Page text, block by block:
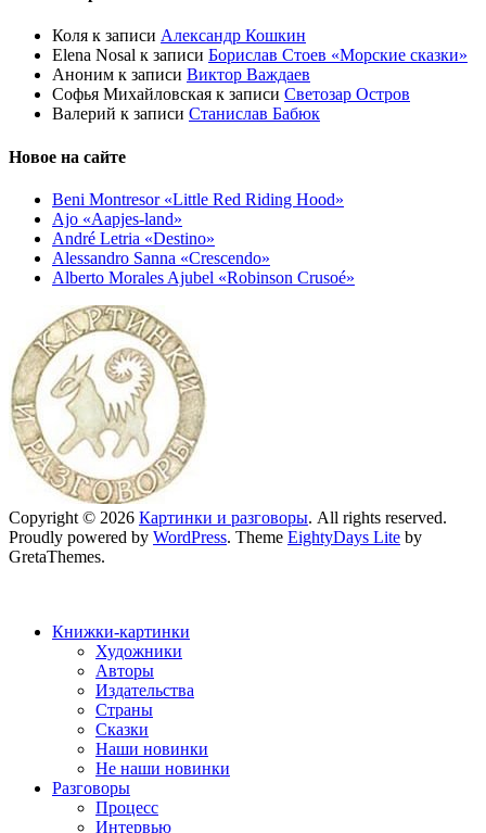
Коля к записи Александр Кошкин
Elena Nosal к записи Борислав Стоев «Морские сказки»
Аноним к записи Виктор Важдаев
Софья Михайловская к записи Светозар Остров
Валерий к записи Станислав Бабюк
Новое на сайте
Beni Montresor «Little Red Riding Hood»
Ajo «Aapjes-land»
André Letria «Destino»
Alessandro Sanna «Crescendo»
Alberto Morales Ajubel «Robinson Crusoé»
Copyright © 2026 Картинки и разговоры. All rights reserved.
Proudly powered by WordPress. Theme EightyDays Lite by
GretaThemes.
Книжки-картинки
Художники
Авторы
Издательства
Страны
Сказки
Наши новинки
Не наши новинки
Разговоры
Процесс
Интервью